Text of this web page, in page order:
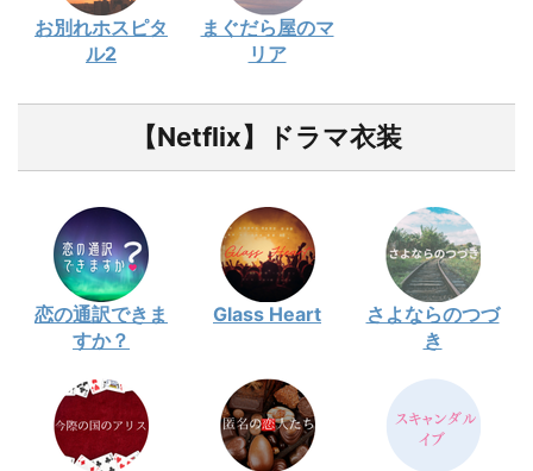
お別れホスピタ
ル2
まぐだら屋のマ
リア
【Netflix】ドラマ衣装
恋の通訳できま
すか？
Glass Heart
さよならのつづ
き